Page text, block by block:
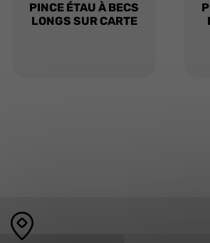
PINCE ÉTAU À BECS
LONGS SUR CARTE